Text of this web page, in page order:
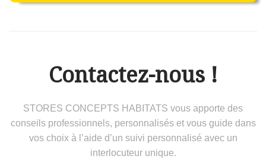
Contactez-nous !
STORES CONCEPTS HABITATS vous apporte des
conseils professionnels, personnalisés et vous guide dans
vos choix à l’aide d’un suivi personnalisé avec un
interlocuteur unique.